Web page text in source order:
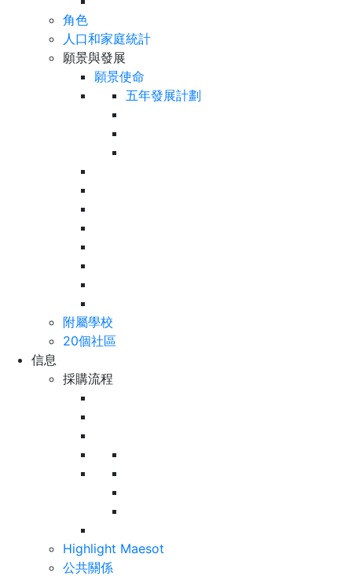
角色
人口和家庭統計
願景與發展
願景使命
五年發展計劃
附屬學校
20個社區
信息
採購流程
Highlight Maesot
公共關係